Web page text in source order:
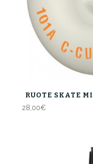
RUOTE SKATE
28,00€